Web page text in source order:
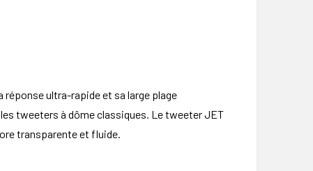
réponse ultra-rapide et sa large plage
tweeters à dôme classiques. Le tweeter JET
transparente et fluide.